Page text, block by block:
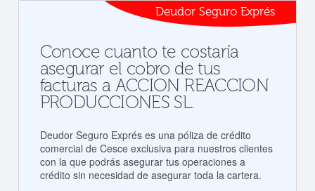
Deudor Seguro Exprés
Conoce cuanto te costaría
asegurar el cobro de tus
facturas a ACCION REACCION
PRODUCCIONES SL.
Deudor Seguro Exprés es una póliza de crédito
comercial de Cesce exclusiva para nuestros clientes
con la que podrás asegurar tus operaciones a
crédito sin necesidad de asegurar toda la cartera.